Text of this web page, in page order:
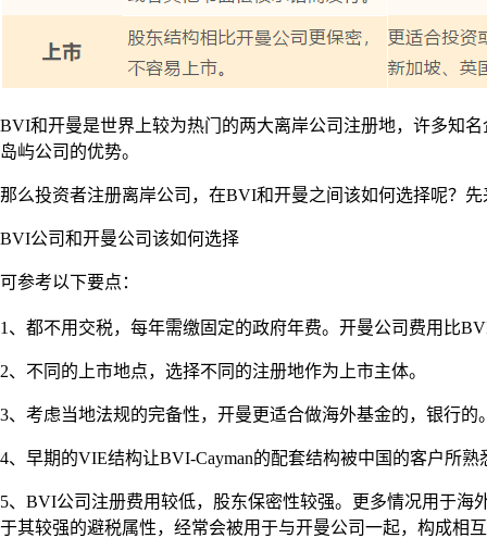
BVI和开曼是世界上较为热门的两大离岸公司注册地，许多知
岛屿公司的优势。
那么投资者注册离岸公司，在BVI和开曼之间该如何选择呢？
BVI公司和开曼公司该如何选择
可参考以下要点：
1、都不用交税，每年需缴固定的政府年费。开曼公司费用比
2、不同的上市地点，选择不同的注册地作为上市主体。
3、考虑当地法规的完备性，开曼更适合做海外基金的，银行的
4、早期的VIE结构让BVI-Cayman的配套结构被中国的客户所
5、BVI公司注册费用较低，股东保密性较强。更多情况用于
于其较强的避税属性，经常会被用于与开曼公司一起，构成相